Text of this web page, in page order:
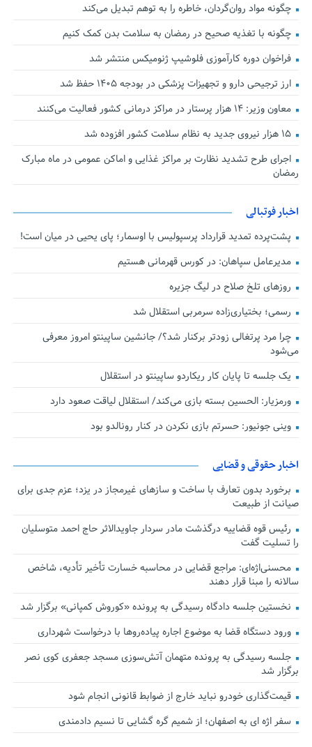
چگونه مواد روان‌گردان، خاطره را به توهم تبدیل می‌کند
چگونه با تغذیه صحیح در رمضان به سلامت بدن کمک کنیم
فراخوان دوره کارآموزی فلوشیپ ژنومیکس منتشر شد
ارز ترجیحی دارو و تجهیزات پزشکی در بودجه ۱۴۰۵ حفظ شد
معاون وزیر: ۱۴ هزار پرستار در مراکز درمانی کشور فعالیت می‌کنند
۱۵ هزار نیروی جدید به نظام سلامت کشور افزوده شد
اجرای طرح تشدید نظارت بر مراکز غذایی و اماکن عمومی در ماه مبارک
رمضان
اخبار فوتبالی
پشت‌پرده تمدید قرارداد پرسپولیس با اوسمار؛ پای یحیی در میان است!
مدیرعامل سپاهان: در کورس قهرمانی هستیم
روزهای تلخ صلاح در لیگ جزیره
رسمی؛ بختیاری‌زاده سرمربی استقلال شد
چرا مرد پرتغالی زودتر برکنار شد؟/ جانشین ساپینتو امروز معرفی
می‌شود
یک جلسه تا پایان کار ریکاردو ساپینتو در استقلال
ورمزیار: الحسین بسته بازی می‌کند/ استقلال لیاقت صعود دارد
وینی جونیور: حسرتم بازی نکردن در کنار رونالدو بود
اخبار حقوقی و قضایی
برخورد بدون تعارف با ساخت‌ و سازهای غیرمجاز در یزد؛ عزم جدی برای
صیانت از طبیعت
رئیس قوه قضاییه درگذشت مادر سردار جاویدالاثر حاج احمد متوسلیان
را تسلیت گفت
محسنی‌اژه‌ای: مراجع قضایی در محاسبه خسارت تأخیر تأدیه، شاخص
سالانه را مبنا قرار دهند
نخستین جلسه دادگاه رسیدگی به پرونده «کوروش کمپانی» برگزار شد
ورود دستگاه قضا به موضوع اجاره پیاده‌روها با درخواست شهرداری
جلسه رسیدگی به پرونده متهمان آتش‌سوزی مسجد جعفری کوی نصر
برگزار شد
قیمت‌گذاری خودرو نباید خارج از ضوابط قانونی انجام شود
سفر اژه ای به اصفهان؛ از شمیم گره گشایی تا نسیم دادمندی